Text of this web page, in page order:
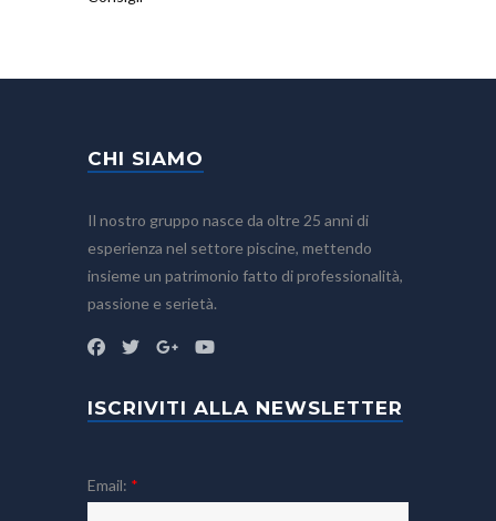
CHI SIAMO
Il nostro gruppo nasce da oltre 25 anni di
esperienza nel settore piscine, mettendo
insieme un patrimonio fatto di professionalità,
passione e serietà.
ISCRIVITI ALLA NEWSLETTER
Email: *